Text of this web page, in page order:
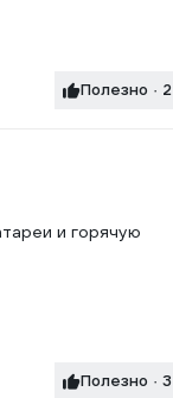
Полезно · 2
и горячую
Полезно · 3